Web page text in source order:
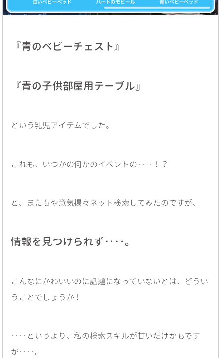
『青のベビーチェスト』
『青の子供部屋用テーブル』
という乳児アイテムでした。
これも、いつかの何かのイベントの‥‥！？
と、またもや意気揚々ネット検索してみたのですが、
情報を見つけられず‥‥。
こんなにかわいいのに話題になっていないとは、どうい
うことでしょうか！
‥‥というより、私の検索スキルが甘いだけかもです
が‥‥。